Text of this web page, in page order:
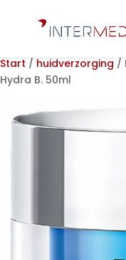
Start / huidverzorging /
Hydra B. 50ml